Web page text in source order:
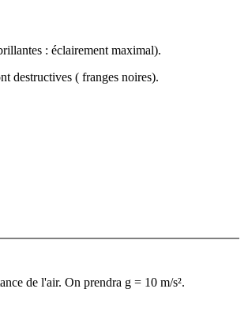
: éclairement maximal).
destructives ( franges noires).
de l'air. On prendra g = 10 m/s².